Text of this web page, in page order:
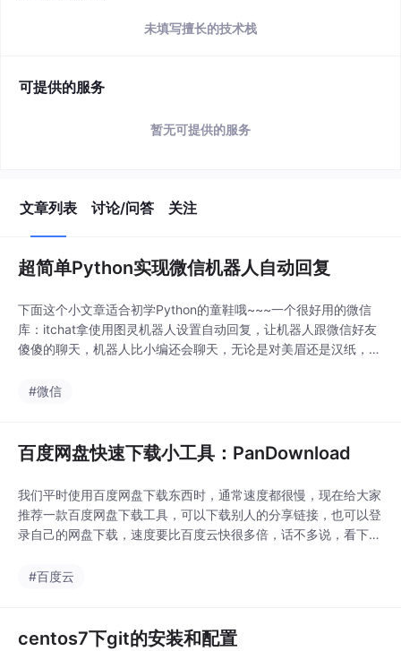
未填写擅长的技术栈
可提供的服务
暂无可提供的服务
文章列表 讨论/问答 关注
超简单Python实现微信机器人自动回复
下面这个小文章适合初学Python的童鞋哦~~~一个很好用的微信
库：itchat拿使用图灵机器人设置自动回复，让机器人跟微信好友
傻傻的聊天，机器人比小编还会聊天，无论是对美眉还是汉纸，上
友，简直6的一笔！（记住一条！千万不能对女票使用，遭遇一万
#微信
百度网盘快速下载小工具：PanDownload
我们平时使用百度网盘下载东西时，通常速度都很慢，现在给大家
推荐一款百度网盘下载工具，可以下载别人的分享链接，也可以登
录自己的网盘下载，速度要比百度云快很多倍，话不多说，看下面
146K/S。下载速度，一看即明！另外，PanDownload无需安装，
#百度云
centos7下git的安装和配置